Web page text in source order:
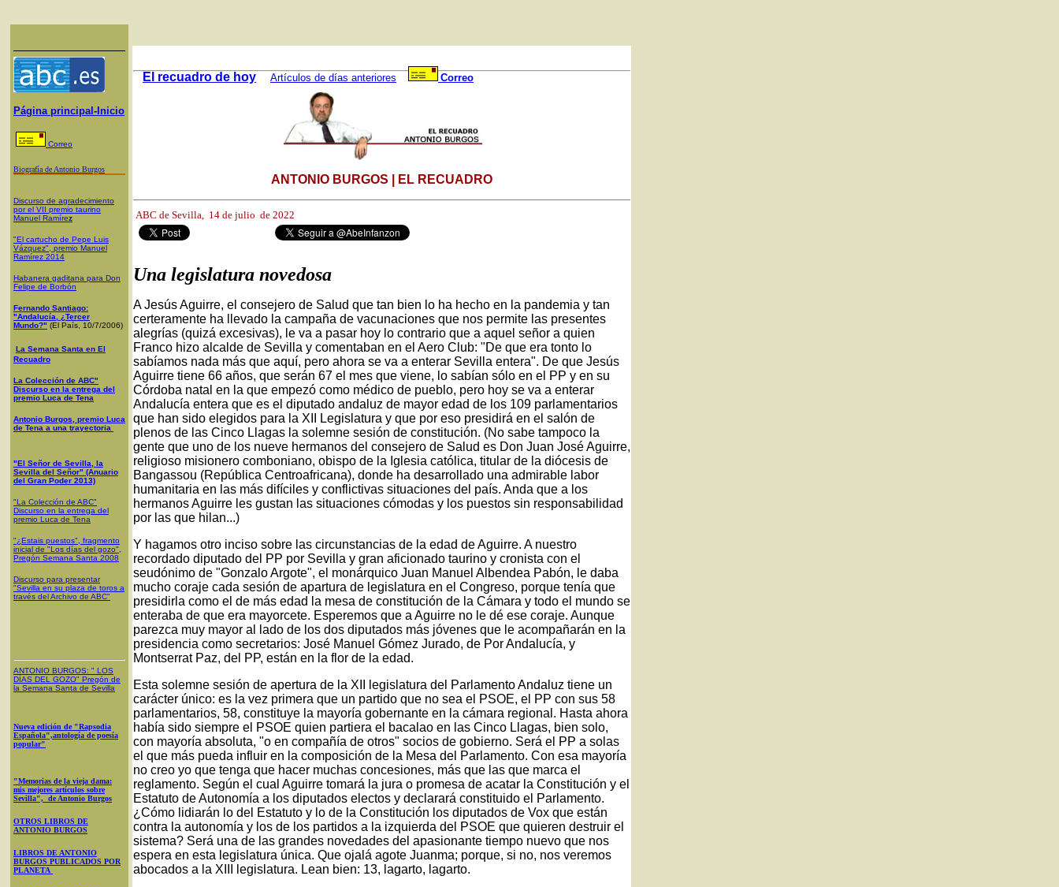
Página principal-Inicio
Correo
Biografía de Antonio Burgos
Discurso de agradecimiento
por el VII premio taurino
Manuel Ramírez
"El cartucho de Pepe Luis
Vázquez", premio Manuel
Ramírez 2014
Habanera gaditana para Don
Felipe de Borbón
Fernando Santiago:
"Andalucía, ¿Tercer
Mundo?" (El País, 10/7/2006)
La Semana Santa en El
Recuadro
La Colección de ABC"
Discurso en la entrega del
premio Luca de Tena
Antonio Burgos, premio Luca
de Tena a una trayectoria
"El Señor de Sevilla, la
Sevilla del Señor" (Anuario
del Gran Poder 2013)
"La Colección de ABC"
Discurso en la entrega del
premio Luca de Tena
"¿Estais puestos", fragmento
inicial de "Los días del gozo",
Pregón Semana Santa 2008
Discurso para presentar
"Sevilla en su plaza de toros a
través del Archivo de ABC"
ANTONIO BURGOS: " LOS
DÍAS DEL GOZO" Pregón de
la Semana Santa de Sevilla
Nueva edición de "Rapsodia
Española",antología de poesía
popular"
"Memorias de la vieja dama:
mis mejores artículos sobre
Sevilla", de Antonio Burgos
OTROS LIBROS DE
ANTONIO BURGOS
LIBROS DE ANTONIO
BURGOS PUBLICADOS POR
PLANETA
El recuadro de hoy Artículos de días anteriores Correo
ANTONIO BURGOS | EL RECUADRO
ABC de Sevilla, 14 de julio de 2022
Una legislatura novedosa
A Jesús Aguirre, el consejero de Salud que tan bien lo ha hecho en la pandemia y tan
certeramente ha llevado la campaña de vacunaciones que nos permite las presentes
alegrías (quizá excesivas), le va a pasar hoy lo contrario que a aquel señor a quien
Franco hizo alcalde de Sevilla y comentaban en el Aero Club: "De que era tonto lo
sabíamos nada más que aquí, pero ahora se va a enterar Sevilla entera". De que Jesús
Aguirre tiene 66 años, que serán 67 el mes que viene, lo sabían sólo en el PP y en su
Córdoba natal en la que empezó como médico de pueblo, pero hoy se va a enterar
Andalucía entera que es el diputado andaluz de mayor edad de los 109 parlamentarios
que han sido elegidos para la XII Legislatura y que por eso presidirá en el salón de
plenos de las Cinco Llagas la solemne sesión de constitución. (No sabe tampoco la
gente que uno de los nueve hermanos del consejero de Salud es Don Juan José Aguirre,
religioso misionero comboniano, obispo de la Iglesia católica, titular de la diócesis de
Bangassou (República Centroafricana), donde ha desarrollado una admirable labor
humanitaria en las más difíciles y conflictivas situaciones del país. Anda que a los
hermanos Aguirre les gustan las situaciones cómodas y los puestos sin responsabilidad
por las que hilan...)
Y hagamos otro inciso sobre las circunstancias de la edad de Aguirre. A nuestro
recordado diputado del PP por Sevilla y gran aficionado taurino y cronista con el
seudónimo de "Gonzalo Argote", el monárquico Juan Manuel Albendea Pabón, le daba
mucho coraje cada sesión de apartura de legislatura en el Congreso, porque tenía que
presidirla como el de más edad la mesa de constitución de la Cámara y todo el mundo se
enteraba de que era mayorcete. Esperemos que a Aguirre no le dé ese coraje. Aunque
parezca muy mayor al lado de los dos diputados más jóvenes que le acompañarán en la
presidencia como secretarios: José Manuel Gómez Jurado, de Por Andalucía, y
Montserrat Paz, del PP, están en la flor de la edad.
Esta solemne sesión de apertura de la XII legislatura del Parlamento Andaluz tiene un
carácter único: es la vez primera que un partido que no sea el PSOE, el PP con sus 58
parlamentarios, 58, constituye la mayoría gobernante en la cámara regional. Hasta ahora
había sido siempre el PSOE quien partiera el bacalao en las Cinco Llagas, bien solo,
con mayoría absoluta, "o en compañía de otros" socios de gobierno. Será el PP a solas
el que más pueda influir en la composición de la Mesa del Parlamento. Con esa mayoría
no creo yo que tenga que hacer muchas concesiones, más que las que marca el
reglamento. Según el cual Aguirre tomará la jura o promesa de acatar la Constitución y el
Estatuto de Autonomía a los diputados electos y declarará constituido el Parlamento.
¿Cómo lidiarán lo del Estatuto y lo de la Constitución los diputados de Vox que están
contra la autonomía y los de los partidos a la izquierda del PSOE que quieren destruir el
sistema? Será una de las grandes novedades del apasionante tiempo nuevo que nos
espera en esta legislatura única. Que ojalá agote Juanma; porque, si no, nos veremos
abocados a la XIII legislatura. Lean bien: 13, lagarto, lagarto.